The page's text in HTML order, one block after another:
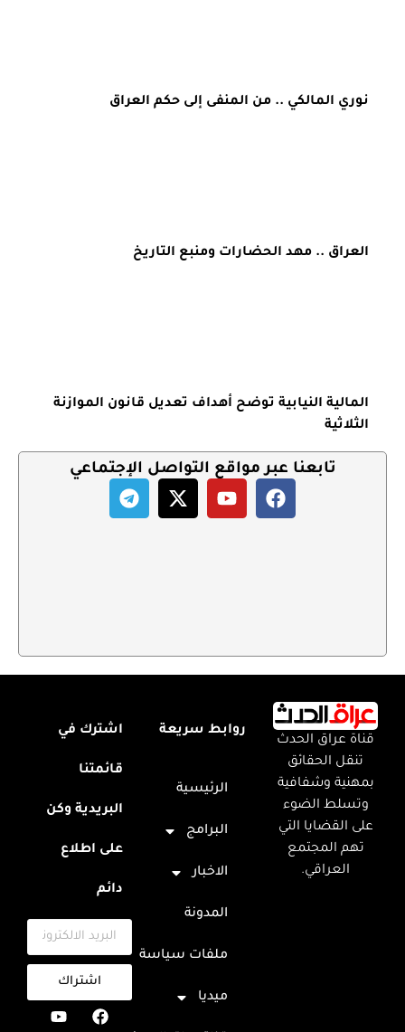
نوري المالكي .. من المنفى إلى حكم العراق
العراق .. مهد الحضارات ومنبع التاريخ
المالية النيابية توضح أهداف تعديل قانون الموازنة
الثلاثية
تابعنا عبر مواقع التواصل الإجتماعي
قناة عراق الحدث
تنقل الحقائق
بمهنية وشفافية
وتسلط الضوء
على القضايا التي
تهم المجتمع
العراقي.
روابط سريعة
الرئيسية
البرامج
الاخبار
المدونة
ملفات سياسة
ميديا
اشترك في
قائمتنا
البريدية وكن
على اطلاع
دائم
اشتراك